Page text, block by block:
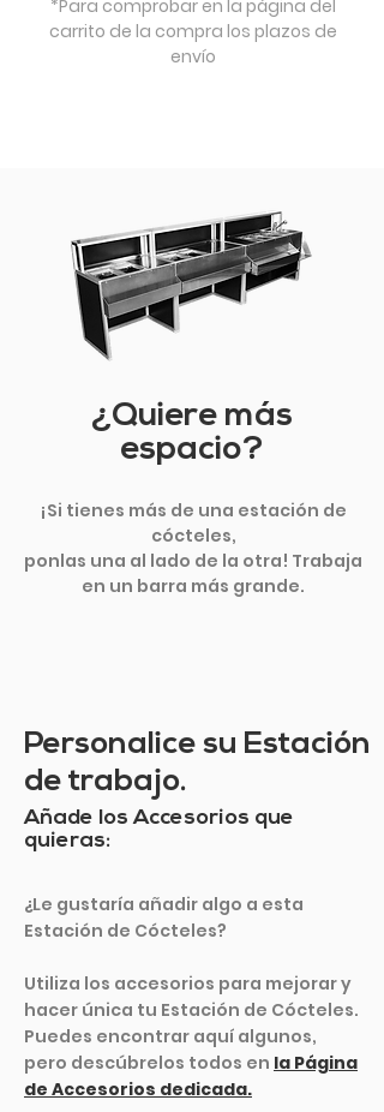
*Para comprobar en la página del
carrito de la compra los plazos de
envío
¿Quiere más
espacio?
¡Si tienes más de una estación de
cócteles,
ponlas una al lado de la otra! Trabaja
en un barra más grande.
Personalice su Estación
de trabajo.
Añade los Accesorios que
quieras:
¿Le gustaría añadir algo a esta
Estación de Cócteles?
Utiliza los accesorios para mejorar y
hacer única tu Estación de Cócteles.
Puedes encontrar aquí algunos,
pero descúbrelos todos en la Página
de Accesorios dedicada.